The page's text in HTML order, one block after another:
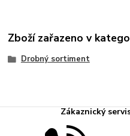
Zboží zařazeno v
Drobný sortiment
Zákaznický